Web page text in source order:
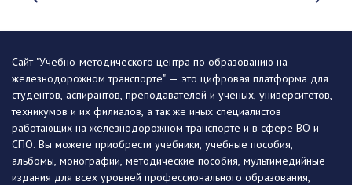
Сайт "Учебно-методического центра по образованию на
железнодорожном транспорте" — это цифровая платформа для
студентов, аспирантов, преподавателей и ученых, университетов,
техникумов и их филиалов, а так же иных специалистов
работающих на железнодорожном транспорте и в сфере ВО и
СПО. Вы можете приобрести учебники, учебные пособия,
альбомы, монографии, методические пособия, мультимедийные
издания для всех уровней профессионального образования,